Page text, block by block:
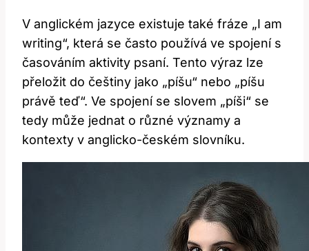
V anglickém jazyce existuje také fráze „I am
writing“, která se často používá ve spojení s
časováním aktivity psaní. Tento výraz lze
přeložit do češtiny jako „píšu“ nebo „píšu
právě teď“. Ve spojení se slovem „píši“ se
tedy může jednat o různé významy a
kontexty v anglicko-českém slovníku.